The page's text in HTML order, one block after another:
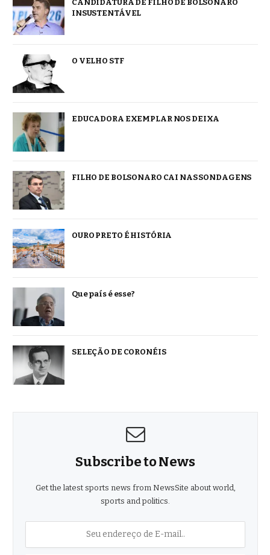
CANDIDATURA DE FILHO DE BOLSONARO
INSUSTENTÁVEL
O VELHO STF
EDUCADORA EXEMPLAR NOS DEIXA
FILHO DE BOLSONARO CAI NAS SONDAGENS
OURO PRETO É HISTÓRIA
Que país é esse?
SELEÇÃO DE CORONÉIS
Subscribe to News
Get the latest sports news from NewsSite about world,
sports and politics.